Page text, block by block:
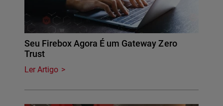
Seu Firebox Agora É um Gateway Zero
Trust
Ler Artigo